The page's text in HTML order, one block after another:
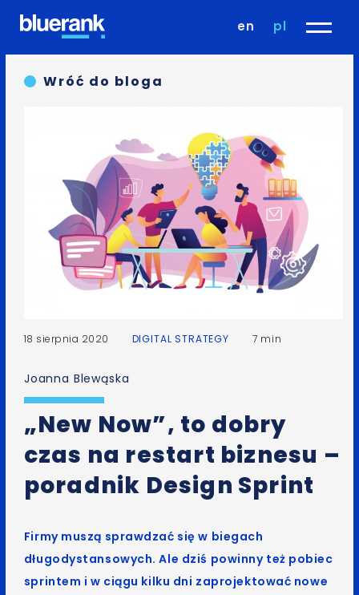
en pl
Wróć do bloga
18 sierpnia 2020 DIGITAL STRATEGY 7 min
Joanna Blewąska
„New Now”, to dobry
czas na restart biznesu –
poradnik Design Sprint
Firmy muszą sprawdzać się w biegach
długodystansowych. Ale dziś powinny też pobiec
sprintem i w ciągu kilku dni zaprojektować nowe